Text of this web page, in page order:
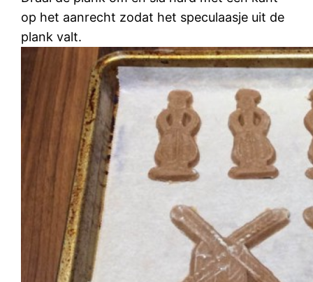
op het aanrecht zodat het speculaasje uit de
plank valt.